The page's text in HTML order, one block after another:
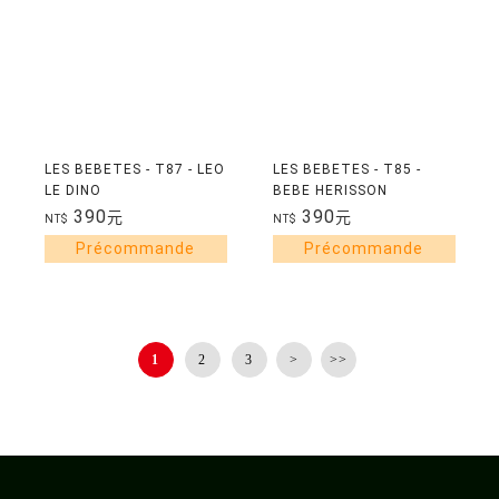
LES BEBETES - T87 - LEO
LE DINO
NT$ 390元
LES BEBETES - T85 -
BEBE HERISSON
NT$ 390元
1 2 3 > >>